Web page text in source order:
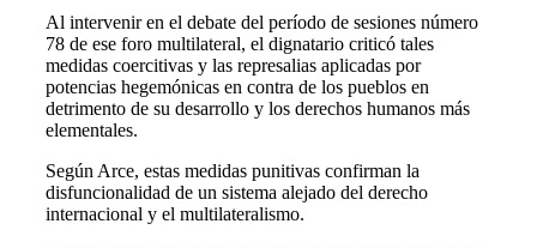
Al intervenir en el debate del período de sesiones número
78 de ese foro multilateral, el dignatario criticó tales
medidas coercitivas y las represalias aplicadas por
potencias hegemónicas en contra de los pueblos en
detrimento de su desarrollo y los derechos humanos más
elementales.
Según Arce, estas medidas punitivas confirman la
disfuncionalidad de un sistema alejado del derecho
internacional y el multilateralismo.